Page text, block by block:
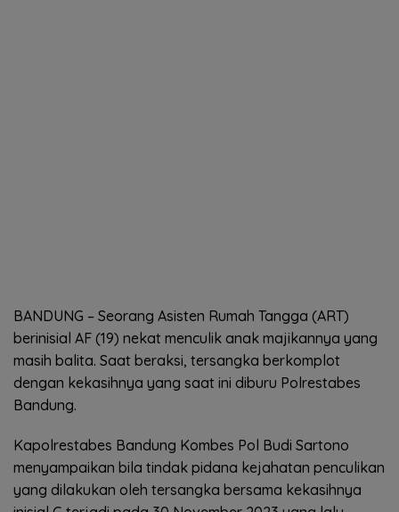
BANDUNG – Seorang Asisten Rumah Tangga (ART)
berinisial AF (19) nekat menculik anak majikannya yang
masih balita. Saat beraksi, tersangka berkomplot
dengan kekasihnya yang saat ini diburu Polrestabes
Bandung.
Kapolrestabes Bandung Kombes Pol Budi Sartono
menyampaikan bila tindak pidana kejahatan penculikan
yang dilakukan oleh tersangka bersama kekasihnya